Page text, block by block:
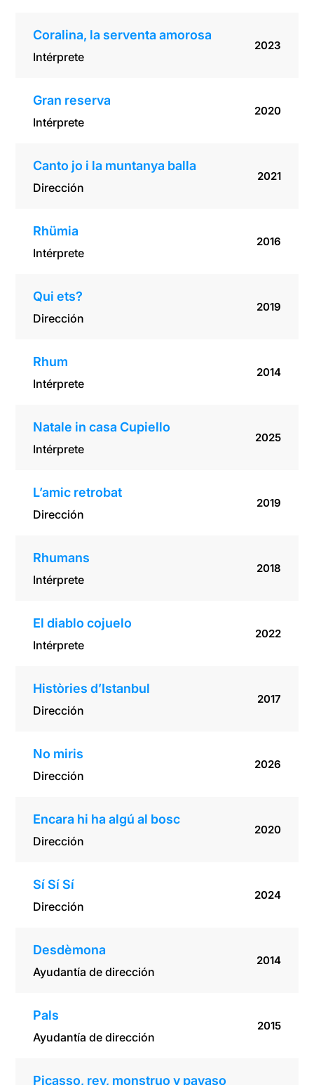
Coralina, la serventa amorosa
Intérprete
2023
Gran reserva
Intérprete
2020
Canto jo i la muntanya balla
Dirección
2021
Rhümia
Intérprete
2016
Qui ets?
Dirección
2019
Rhum
Intérprete
2014
Natale in casa Cupiello
Intérprete
2025
L’amic retrobat
Dirección
2019
Rhumans
Intérprete
2018
El diablo cojuelo
Intérprete
2022
Històries d’Istanbul
Dirección
2017
No miris
Dirección
2026
Encara hi ha algú al bosc
Dirección
2020
Sí Sí Sí
Dirección
2024
Desdèmona
Ayudantía de dirección
2014
Pals
Ayudantía de dirección
2015
Picasso, rey, monstruo y payaso